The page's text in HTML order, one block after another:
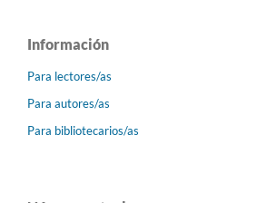
Información
Para lectores/as
Para autores/as
Para bibliotecarios/as